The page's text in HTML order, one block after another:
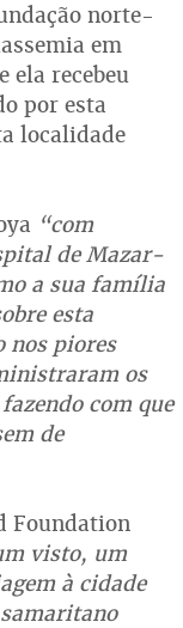
norte-
em
ela recebeu
por esta
localidade
“com
de Mazar-
a sua família
esta
nos piores
os
com que
de
Foundation
visto, um
à cidade